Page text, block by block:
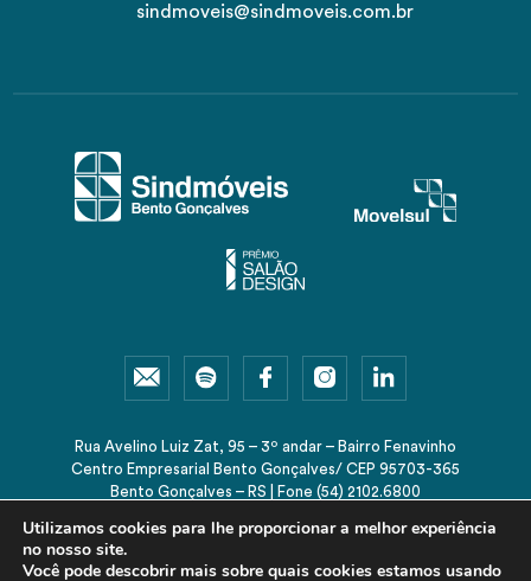
sindmoveis@sindmoveis.com.br
Rua Avelino Luiz Zat, 95 – 3º andar – Bairro Fenavinho
Centro Empresarial Bento Gonçalves/ CEP 95703-365
Bento Gonçalves – RS | Fone (54) 2102.6800
Utilizamos cookies para lhe proporcionar a melhor experiência
no nosso site.
Você pode descobrir mais sobre quais cookies estamos usando